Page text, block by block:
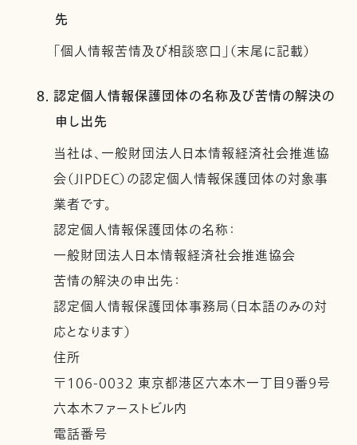
先
「個人情報苦情及び相談窓口」（末尾に記載）
8. 認定個人情報保護団体の名称及び苦情の解決の
申し出先
当社は、一般財団法人日本情報経済社会推進協
会（JIPDEC）の認定個人情報保護団体の対象事
業者です。
認定個人情報保護団体の名称：
一般財団法人日本情報経済社会推進協会
苦情の解決の申出先：
認定個人情報保護団体事務局（日本語のみの対
応となります）
住所
〒106-0032 東京都港区六本木一丁目９番９号
六本木ファーストビル内
電話番号